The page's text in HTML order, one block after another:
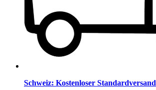
Schweiz: Kostenloser Standardversand